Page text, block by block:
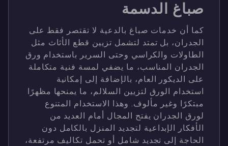
صباغ الدسمة
كما أن خدمات صباغ بالدعية لا تقتصر فقط على
الجدران، بل تمتد لتشمل تزيين قطع الأثاث مثل
الطاولات والكراسي وحتى السرير باستخدام ورق
الجدران المناسب، ما يضفي لمسة فنية متكاملة
على الديكور العام، بالإضافة إلى إمكانية
استخدام الورق لتزيين السلالم، ما يمنحها مظهرًا
مبتكرًا وغير مألوف. وهذا الاستخدام المتنوع
لورق الجدران يفتح المجال أمام العديد من
الأفكار الإبداعية لتجديد المنزل بالكامل دون
الحاجة إلى تجديد شامل أو تحمل تكاليف مرتفعة،